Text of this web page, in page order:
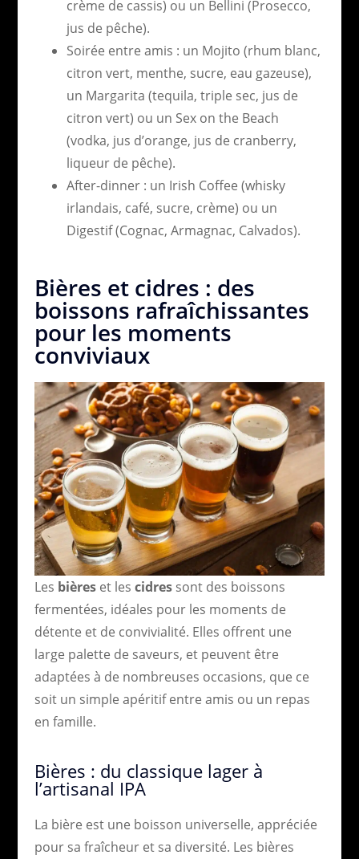
crème de cassis) ou un Bellini (Prosecco,
jus de pêche).
Soirée entre amis : un Mojito (rhum blanc,
citron vert, menthe, sucre, eau gazeuse),
un Margarita (tequila, triple sec, jus de
citron vert) ou un Sex on the Beach
(vodka, jus d’orange, jus de cranberry,
liqueur de pêche).
After-dinner : un Irish Coffee (whisky
irlandais, café, sucre, crème) ou un
Digestif (Cognac, Armagnac, Calvados).
Bières et cidres : des
boissons rafraîchissantes
pour les moments
conviviaux
Les bièreset les cidressont des boissons
fermentées, idéales pour les moments de
détente et de convivialité. Elles offrent une
large palette de saveurs, et peuvent être
adaptées à de nombreuses occasions, que ce
soit un simple apéritif entre amis ou un repas
en famille.
Bières : du classique lager à
l’artisanal IPA
La bière est une boisson universelle, appréciée
pour sa fraîcheur et sa diversité. Les bières